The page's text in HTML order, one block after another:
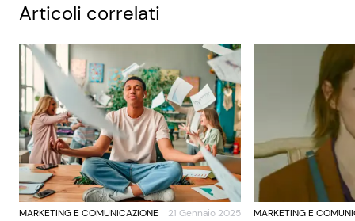
Articoli correlati
MARKETING E COMUNICAZIONE 21 Gennaio 2025 MARKETING E